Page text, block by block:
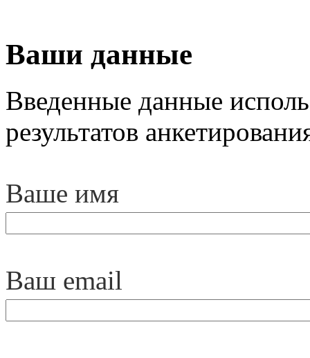
Ваши данные
Введенные данные
результатов
Ваше имя
Ваш email